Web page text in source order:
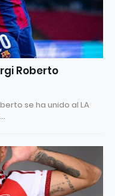
Roberto
se ha unido al LA